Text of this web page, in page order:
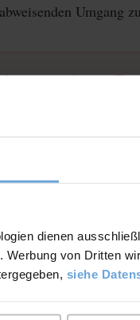
dienen
Werbung von Dritten
siehe
Umgang
ganz eindeutige
von mehreren
kristallisiert
bildet sich später die